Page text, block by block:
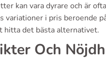
kan vara dyrare och är
variationer i pris beroende
hitta det bästa alternativet.
Och